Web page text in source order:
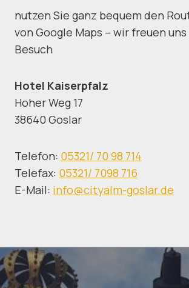
nutzen Sie ganz bequem den
von Google Maps – wir freuen
Besuch
Hotel Kaiserpfalz
Hoher Weg 17
38640 Goslar
Telefon: 05321/ 70 98 714
Telefax: 05321/ 7098 716
E-Mail: info@cityalm-goslar.de